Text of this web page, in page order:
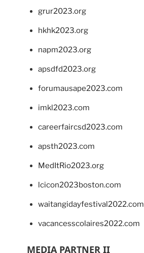
grur2023.org
hkhk2023.org
napm2023.org
apsdfd2023.org
forumausape2023.com
imkl2023.com
careerfaircsd2023.com
apsth2023.com
MedItRio2023.org
lcicon2023boston.com
waitangidayfestival2022.com
vacancesscolaires2022.com
MEDIA PARTNER II